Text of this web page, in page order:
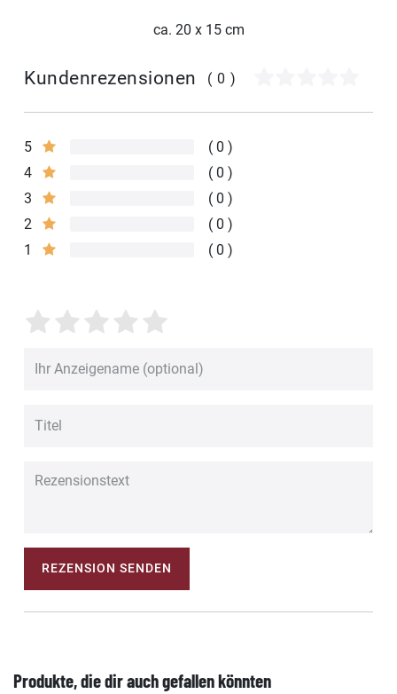
ca. 20 x 15 cm
Kundenrezensionen (0)
5
0
4
0
3
0
2
0
1
0
REZENSION SENDEN
Produkte, die dir auch gefallen könnten